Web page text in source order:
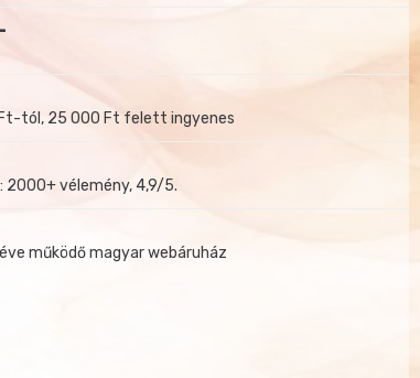
tól, 25 000 Ft felett ingyenes
2000+ vélemény, 4,9/5.
működő magyar webáruház